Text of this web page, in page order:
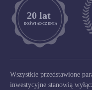
DOŚWIADCZENIA
	20 lat
Wszystkie przedstawione
inwestycyjne stanowią